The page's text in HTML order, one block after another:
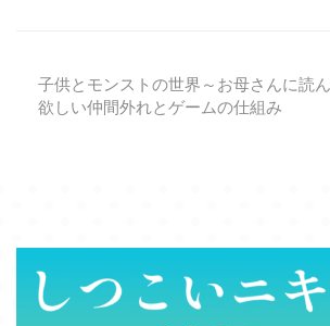
子供とモンストの世界～お母さんに読
欲しい仲間外れとゲームの仕組み